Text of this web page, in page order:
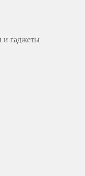
гаджеты